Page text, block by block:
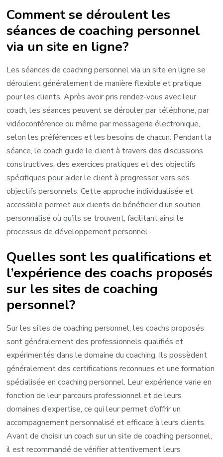
Comment se déroulent les
séances de coaching personnel
via un site en ligne?
Les séances de coaching personnel via un site en ligne se
déroulent généralement de manière flexible et pratique
pour les clients. Après avoir pris rendez-vous avec leur
coach, les séances peuvent se dérouler par téléphone, par
vidéoconférence ou même par messagerie électronique,
selon les préférences et les besoins de chacun. Pendant la
séance, le coach guide le client à travers des discussions
constructives, des exercices pratiques et des objectifs
spécifiques pour aider le client à progresser vers ses
objectifs personnels. Cette approche individualisée et
accessible permet aux clients de bénéficier d’un soutien
personnalisé où qu’ils se trouvent, facilitant ainsi le
processus de développement personnel.
Quelles sont les qualifications et
l’expérience des coachs proposés
sur les sites de coaching
personnel?
Sur les sites de coaching personnel, les coachs proposés
sont généralement des professionnels qualifiés et
expérimentés dans le domaine du coaching. Ils possèdent
généralement des certifications reconnues et une formation
spécialisée en coaching personnel. Leur expérience varie en
fonction de leur parcours professionnel et de leurs
domaines d’expertise, ce qui leur permet d’offrir un
accompagnement personnalisé et efficace à leurs clients.
Avant de choisir un coach sur un site de coaching personnel,
il est recommandé de vérifier attentivement leurs